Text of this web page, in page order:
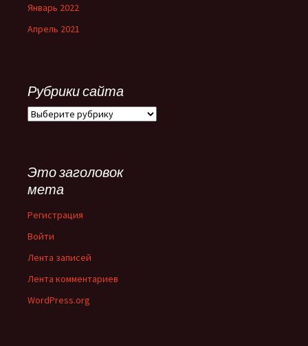
Январь 2022
Апрель 2021
Рубрики сайта
Рубрики
Это заголовок
мета
Регистрация
Войти
Лента записей
Лента комментариев
WordPress.org